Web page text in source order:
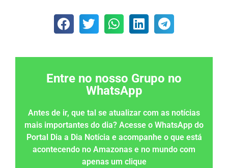
Entre no nosso Grupo no
WhatsApp
Antes de ir, que tal se atualizar com as notícias
mais importantes do dia? Acesse o WhatsApp do
Portal Dia a Dia Notícia e acompanhe o que está
acontecendo no Amazonas e no mundo com
apenas um clique